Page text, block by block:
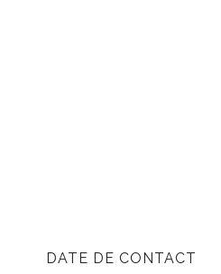
DATE DE CONTACT